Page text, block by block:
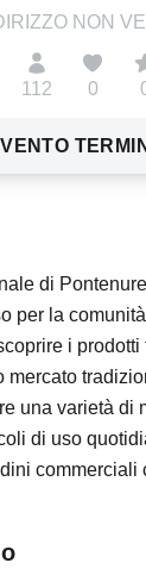
NON
112 0
di
per la
i
mercato
una varietà di
di uso
commerciali